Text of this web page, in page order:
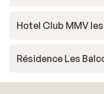
Hotel Club MMV
Résidence Les